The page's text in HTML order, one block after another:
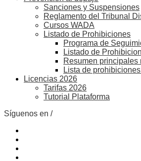
Sanciones y Suspensiones
Reglamento del Tribunal
Cursos WADA
Listado de Prohibiciones
Programa de
Listado de
Resumen
Lista de
Licencias 2026
Tarifas 2026
Tutorial Plataforma
Síguenos en /